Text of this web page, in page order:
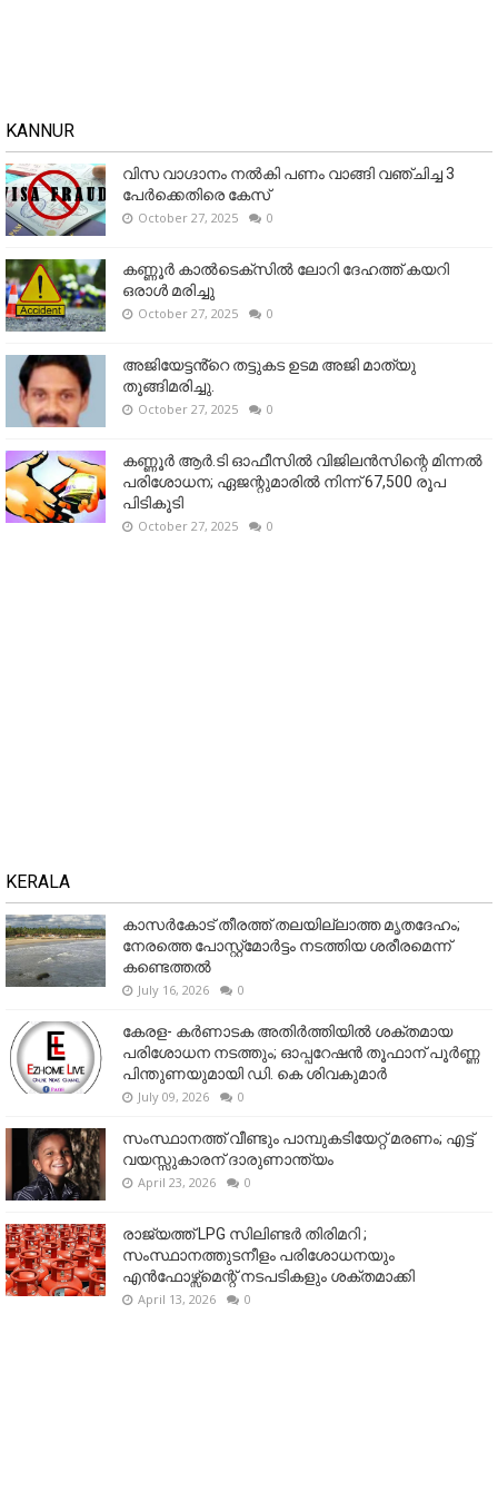
KANNUR
വിസ വാഗ്ദാനം നൽകി പണം വാങ്ങി വഞ്ചിച്ച 3
പേർക്കെതിരെ കേസ്
October 27, 2025 0
കണ്ണൂര്‍ കാല്‍ടെക്‌സില്‍ ലോറി ദേഹത്ത് കയറി
ഒരാള്‍ മരിച്ചു
October 27, 2025 0
അജിയേട്ടൻ്റെ തട്ടുകട ഉടമ അജി മാത്യു
തൂങ്ങിമരിച്ചു.
October 27, 2025 0
കണ്ണൂര്‍ ആര്‍.ടി ഓഫീസില്‍ വിജിലൻസിന്റെ മിന്നല്‍
പരിശോധന; ഏജന്റുമാരില്‍ നിന്ന് 67,500 രൂപ
പിടികൂടി
October 27, 2025 0
KERALA
കാസർകോട് തീരത്ത് തലയില്ലാത്ത മൃതദേഹം;
നേരത്തെ പോസ്റ്റ്‌മോർട്ടം നടത്തിയ ശരീരമെന്ന്
കണ്ടെത്തൽ
July 16, 2026 0
കേരള- കർണാടക അതിർത്തിയിൽ ശക്തമായ
പരിശോധന നടത്തും; ഓപ്പറേഷൻ തൂഫാന് പൂർണ്ണ
പിന്തുണയുമായി ഡി. കെ ശിവകുമാർ
July 09, 2026 0
സംസ്ഥാനത്ത് വീണ്ടും പാമ്പുകടിയേറ്റ് മരണം; എട്ട്
വയസ്സുകാരന് ദാരുണാന്ത്യം
April 23, 2026 0
രാജ്യത്ത് LPG സിലിണ്ടർ തിരിമറി ;
സംസ്ഥാനത്തുടനീളം പരിശോധനയും
എൻഫോഴ്സ്മെന്റ് നടപടികളും ശക്തമാക്കി
April 13, 2026 0